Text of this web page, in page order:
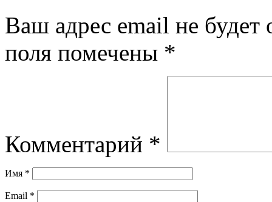
Ваш адрес email не будет
поля помечены *
Комментарий *
Имя *
Email *